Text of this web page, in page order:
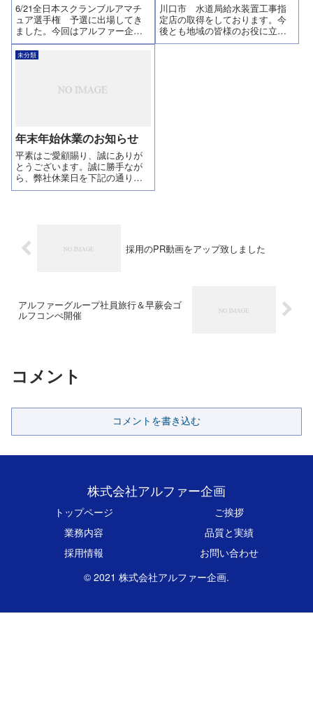
6/21全日本スクランブルアマチ
ュア選手権 予選に出場してき
ました。今回はアルファー企画
ゴルフ部Bチームが参戦です！！
最近はゴルフ部の認知度も増
けてBチームは練ランに2回行き
川口市 水道局給水装置工事指
定店の取得をしております。今
後とも地域の皆様のお役に立て
るよう努力して参ります。川口
未分類
年末年始休業のお知らせ
平素はご愛顧賜り、誠にありが
とうございます。誠に勝手なが
ら、弊社休業日を下記の通りと
させて頂きますので、宜しくお
採用のPR動画をアップ致しました
アルファーグループ社員旅行＆早蕨会ゴ
ルフコンぺ開催
コメント
コメントを書き込む
株式会社アルファー企画
トップページ
ご挨拶
業務内容
品質と実績
採用情報
お問い合わせ
© 2021 株式会社アルファー企画.